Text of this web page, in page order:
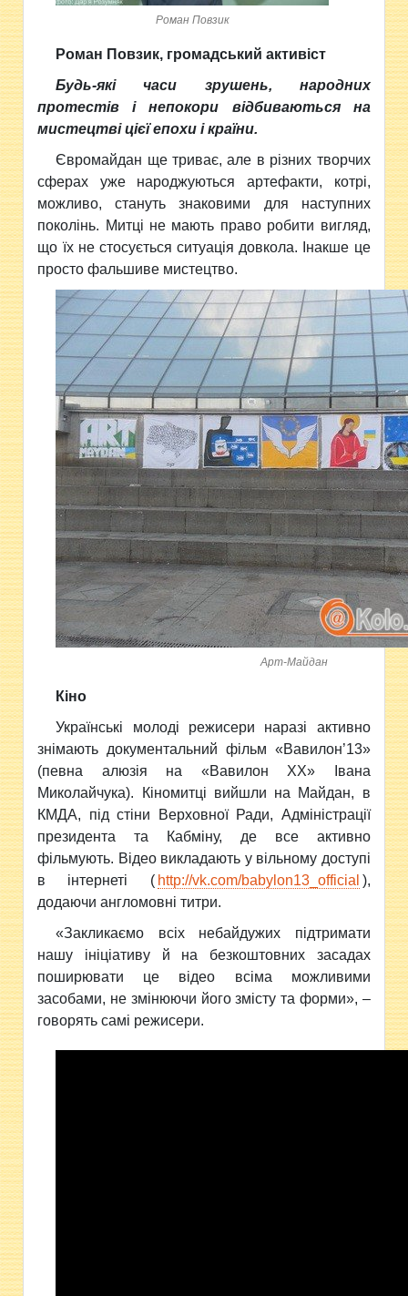
Роман Повзик
Роман Повзик, громадський активіст
Будь-які часи зрушень, народних
протестів і непокори відбиваються на
мистецтві цієї епохи і країни.
Євромайдан ще триває, але в різних творчих
сферах уже народжуються артефакти, котрі,
можливо, стануть знаковими для наступних
поколінь. Митці не мають право робити вигляд,
що їх не стосується ситуація довкола. Інакше це
просто фальшиве мистецтво.
Арт-Майдан
Кіно
Українські молоді режисери наразі активно
знімають документальний фільм «Вавилон’13»
(певна алюзія на «Вавилон XX» Івана
Миколайчука). Кіномитці вийшли на Майдан, в
КМДА, під стіни Верховної Ради, Адміністрації
президента та Кабміну, де все активно
фільмують. Відео викладають у вільному доступі
в інтернеті ( http://vk.com/babylon13_official ),
додаючи англомовні титри.
«Закликаємо всіх небайдужих підтримати
нашу ініціативу й на безкоштовних засадах
поширювати це відео всіма можливими
засобами, не змінюючи його змісту та форми», –
говорять самі режисери.